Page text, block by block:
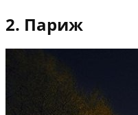
2. Париж